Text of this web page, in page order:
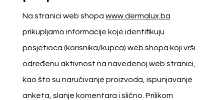
Na stranici web shopa www.dermalux.ba
prikupljamo informacije koje identifikuju
posjetioca (korisnika/kupca) web shopa koji vrši
određenu aktivnost na navedenoj web stranici,
kao što su naručivanje proizvoda, ispunjavanje
anketa, slanje komentara i slično. Prilikom